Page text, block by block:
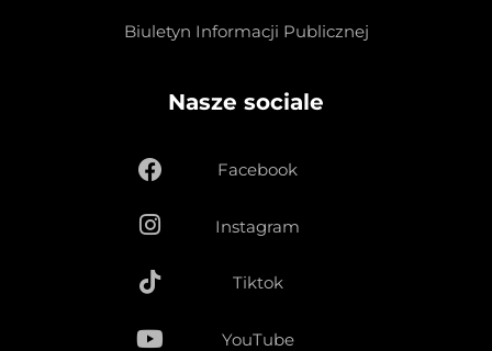
Biuletyn Informacji Publicznej
Nasze sociale
Facebook
Instagram
Tiktok
YouTube